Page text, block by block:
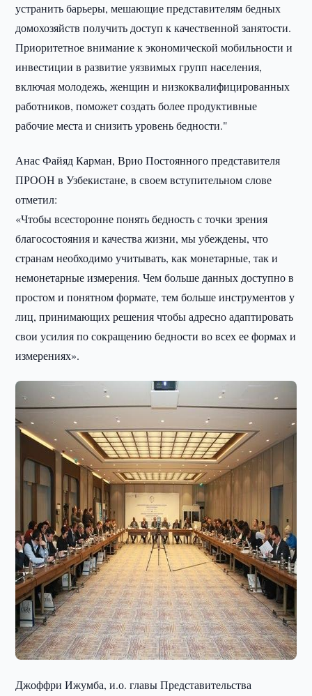
устранить барьеры, мешающие представителям бедных
домохозяйств получить доступ к качественной занятости.
Приоритетное внимание к экономической мобильности и
инвестиции в развитие уязвимых групп населения,
включая молодежь, женщин и низкоквалифицированных
работников, поможет создать более продуктивные
рабочие места и снизить уровень бедности."
Анас Файяд Карман, Врио Постоянного представителя
ПРООН в Узбекистане, в своем вступительном слове
отметил:
«Чтобы всесторонне понять бедность с точки зрения
благосостояния и качества жизни, мы убеждены, что
странам необходимо учитывать, как монетарные, так и
немонетарные измерения. Чем больше данных доступно в
простом и понятном формате, тем больше инструментов у
лиц, принимающих решения чтобы адресно адаптировать
свои усилия по сокращению бедности во всех ее формах и
измерениях».
Джоффри Ижумба, и.о. главы Представительства